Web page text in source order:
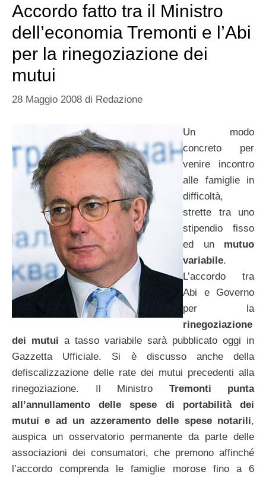
Accordo fatto tra il Ministro
dell’economia Tremonti e l’Abi
per la rinegoziazione dei
mutui
28 Maggio 2008 di Redazione
Un modo
concreto per
venire incontro
alle famiglie in
difficoltà,
strette tra uno
stipendio fisso
ed un mutuo
variabile.
L’accordo tra
Abi e Governo
per la
rinegoziazione
dei mutui a tasso variabile sarà pubblicato oggi in
Gazzetta Ufficiale. Si è discusso anche della
defiscalizzazione delle rate dei mutui precedenti alla
rinegoziazione. Il Ministro Tremonti punta
all’annullamento delle spese di portabilità dei
mutui e ad un azzeramento delle spese notarili,
auspica un osservatorio permanente da parte delle
associazioni dei consumatori, che premono affinché
l’accordo comprenda le famiglie morose fino a 6